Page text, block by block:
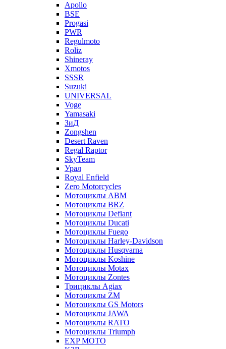
Apollo
BSE
Progasi
PWR
Regulmoto
Roliz
Shineray
Xmotos
SSSR
Suzuki
UNIVERSAL
Voge
Yamasaki
ЗиД
Zongshen
Desert Raven
Regal Raptor
SkyTeam
Урал
Royal Enfield
Zero Motorcycles
Мотоциклы ABM
Мотоциклы BRZ
Мотоциклы Defiant
Мотоциклы Ducati
Мотоциклы Fuego
Мотоциклы Harley-Davidson
Мотоциклы Husqvarna
Мотоциклы Koshine
Мотоциклы Motax
Мотоциклы Zontes
Трициклы Agiax
Мотоциклы ZM
Мотоциклы GS Motors
Мотоциклы JAWA
Мотоциклы RATO
Мотоциклы Triumph
EXP MOTO